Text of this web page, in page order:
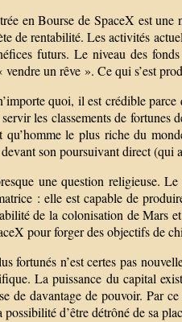
en Bourse de SpaceX est
de rentabilité. Les activités
futurs. Le niveau des
un rêve ». Ce qui s’est
quoi, il est crédible
les classements de
qu’homme le plus riche du
son poursuivant direct
une question religieuse.
: elle est capable de
de la colonisation de Mars
pour forger des objectifs de
fortunés n’est certes pas
La puissance du capital
de davantage de pouvoir. Par
possibilité d’être détrôné de sa